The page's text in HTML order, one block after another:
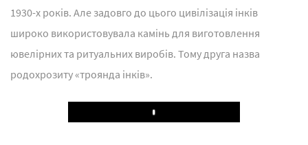
1930-х років. Але задовго до цього цивілізація інків
широко використовувала камінь для виготовлення
ювелірних та ритуальних виробів. Тому друга назва
родохрозиту «троянда інків».
Play